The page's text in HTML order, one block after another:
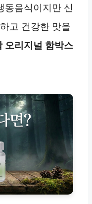
동음식이지만 신
고 건강한 맛을
오리지널 함박스